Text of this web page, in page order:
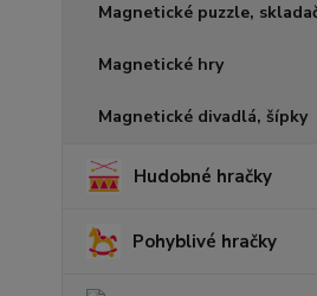
Magnetické puzzle,
Magnetické hry
Magnetické divadlá, šípky
Hudobné hračky
Pohyblivé hračky